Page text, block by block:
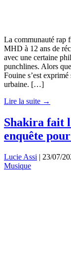
La communauté rap
MHD à 12 ans de
avec une certaine
punchlines. Alors
Fouine s’est
urbaine. […]
Lire la suite →
Shakira fait
enquête
Lucie Assi | 23/07/
Musique